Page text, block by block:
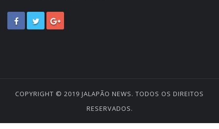
COPYRIGHT © 2019 JALAPÃO NEWS. TODOS OS DIREITOS
RESERVADOS.